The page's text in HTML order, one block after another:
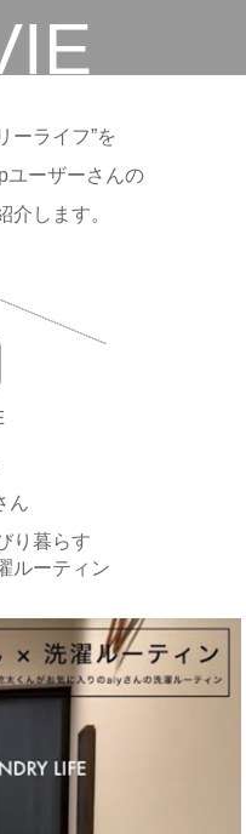
ーライフ”を
ユーザーさんの
介します。
ん
り暮らす
ルーティン